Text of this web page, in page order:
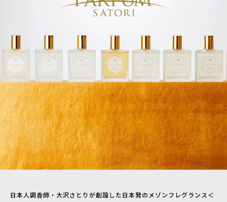
日本人調香師・大沢さとりが創設した日本発のメゾンフレグランス＜